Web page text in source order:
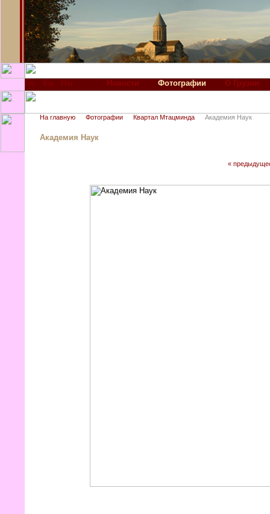
Новости Фотографии О Грузии
На главную Фотографии Квартал Мтацминда Академия Наук
Академия Наук
«